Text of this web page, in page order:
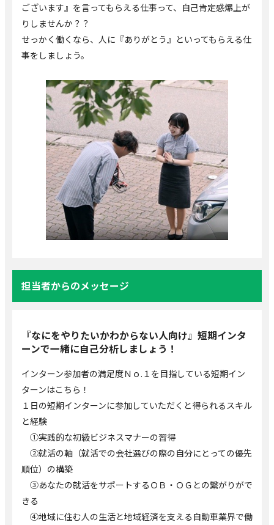
ございます』を言ってもらえる仕事って、自己肯定感爆上が
りしませんか？？
せっかく働くなら、人に『ありがとう』といってもらえる仕
事をしましょう。
担当者からのメッセージ
『なにをやりたいかわからない人向け』短期インタ
ーンで一緒に自己分析しましょう！
インターン参加者の満足度Ｎｏ.１を目指している短期イン
ターンはこちら！
１日の短期インターンに参加していただくと得られるスキル
と経験
①実践的な初級ビジネスマナーの習得
②就活の軸（就活での会社選びの際の自分にとっての優先
順位）の構築
③あなたの就活をサポートするＯＢ・ＯＧとの繋がりがで
きる
④地域に住む人の生活と地域経済を支える自動車業界で働